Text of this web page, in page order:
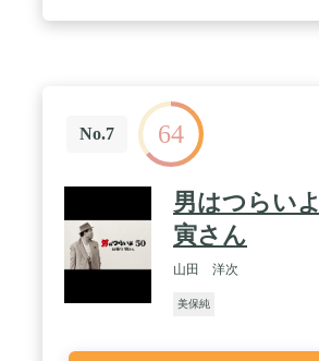
No.7 64
男はつらい
寅さん
山田 洋次
美保純